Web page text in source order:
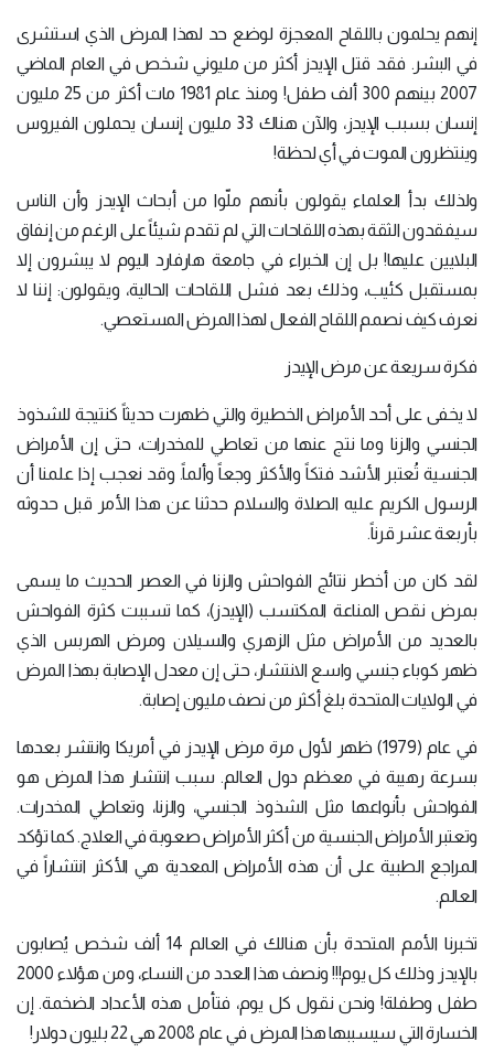
إنهم يحلمون باللقاح المعجزة لوضع حد لهذا المرض الذي استشرى
في البشر. فقد قتل الإيدز أكثر من مليوني شخص في العام الماضي
2007 بينهم 300 ألف طفل! ومنذ عام 1981 مات أكثر من 25 مليون
إنسان بسبب الإيدز، والآن هناك 33 مليون إنسان يحملون الفيروس
وينتظرون الموت في أي لحظة!
ولذلك بدأ العلماء يقولون بأنهم ملّوا من أبحاث الإيدز وأن الناس
سيفقدون الثقة بهذه اللقاحات التي لم تقدم شيئاً على الرغم من إنفاق
البلايين عليها! بل إن الخبراء في جامعة هارفارد اليوم لا يبشرون إلا
بمستقبل كئيب، وذلك بعد فشل اللقاحات الحالية، ويقولون: إننا لا
نعرف كيف نصمم اللقاح الفعال لهذا المرض المستعصي.
فكرة سريعة عن مرض الإيدز
لا يخفى على أحد الأمراض الخطيرة والتي ظهرت حديثاً كنتيجة للشذوذ
الجنسي والزنا وما نتج عنها من تعاطي للمخدرات، حتى إن الأمراض
الجنسية تُعتبر الأشد فتكاً والأكثر وجعاً وألماً. وقد نعجب إذا علمنا أن
الرسول الكريم عليه الصلاة والسلام حدثنا عن هذا الأمر قبل حدوثه
بأربعة عشر قرناً.
لقد كان من أخطر نتائج الفواحش والزنا في العصر الحديث ما يسمى
بمرض نقص المناعة المكتسب (الإيدز)، كما تسببت كثرة الفواحش
بالعديد من الأمراض مثل الزهري والسيلان ومرض الهربس الذي
ظهر كوباء جنسي واسع الانتشار، حتى إن معدل الإصابة بهذا المرض
في الولايات المتحدة بلغ أكثر من نصف مليون إصابة.
في عام (1979) ظهر لأول مرة مرض الإيدز في أمريكا وانتشر بعدها
بسرعة رهيبة في معظم دول العالم. سبب انتشار هذا المرض هو
الفواحش بأنواعها مثل الشذوذ الجنسي، والزنا، وتعاطي المخدرات.
وتعتبر الأمراض الجنسية من أكثر الأمراض صعوبة في العلاج. كما تؤكد
المراجع الطبية على أن هذه الأمراض المعدية هي الأكثر انتشاراً في
العالم.
تخبرنا الأمم المتحدة بأن هنالك في العالم 14 ألف شخص يُصابون
بالإيدز وذلك كل يوم!!! ونصف هذا العدد من النساء، ومن هؤلاء 2000
طفل وطفلة! ونحن نقول كل يوم، فتأمل هذه الأعداد الضخمة. إن
الخسارة التي سيسببها هذا المرض في عام 2008 هي 22 بليون دولار!